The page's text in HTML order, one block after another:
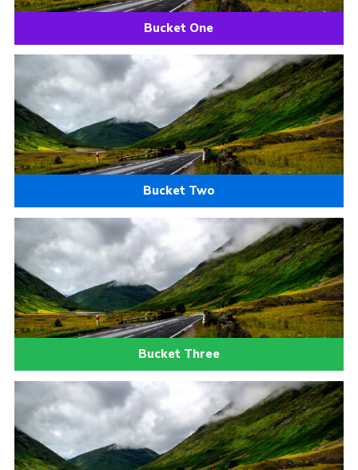
Bucket One
Bucket Two
Bucket Three